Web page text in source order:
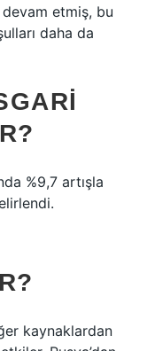
etmiş, bu
daha da
%9,7 artışla
kaynaklardan